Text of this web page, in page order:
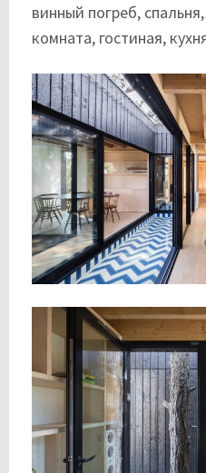
винный погреб,
комната, гостиная,